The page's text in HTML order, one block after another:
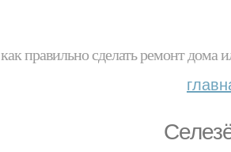
как правильно сделать ремонт дома